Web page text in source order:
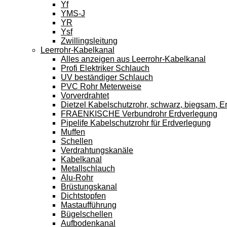
Yf
YMS-J
YR
Ysf
Zwillingsleitung
Leerrohr-Kabelkanal
Alles anzeigen aus Leerrohr-Kabelkanal
Profi Elektriker Schlauch
UV beständiger Schlauch
PVC Rohr Meterweise
Vorverdrahtet
Dietzel Kabelschutzrohr, schwarz, biegsam,
FRAENKISCHE Verbundrohr Erdverlegung
Pipelife Kabelschutzrohr für Erdverlegung
Muffen
Schellen
Verdrahtungskanäle
Kabelkanal
Metallschlauch
Alu-Rohr
Brüstungskanal
Dichtstopfen
Mastaufführung
Bügelschellen
Aufbodenkanal